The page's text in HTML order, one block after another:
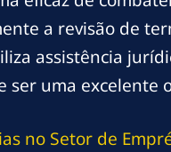
a revisão de
assistência
ser uma excelente
no Setor de